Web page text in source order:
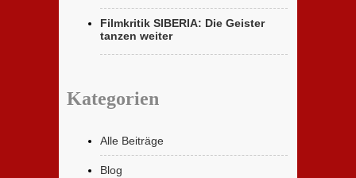
Filmkritik SIBERIA: Die Geister
tanzen weiter
Kategorien
Alle Beiträge
Blog